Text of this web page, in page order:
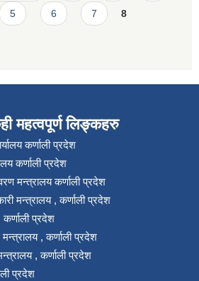
5 6 7 8
महत्वपूर्ण लिङ्कहरु
कर्णाली प्रदेश
कर्णाली प्रदेश
मन्त्रालय कर्णाली प्रदेश
मन्त्रालय , कर्णाली प्रदेश
प्रदेश
, कर्णाली प्रदेश
, कर्णाली प्रदेश
प्रदेश